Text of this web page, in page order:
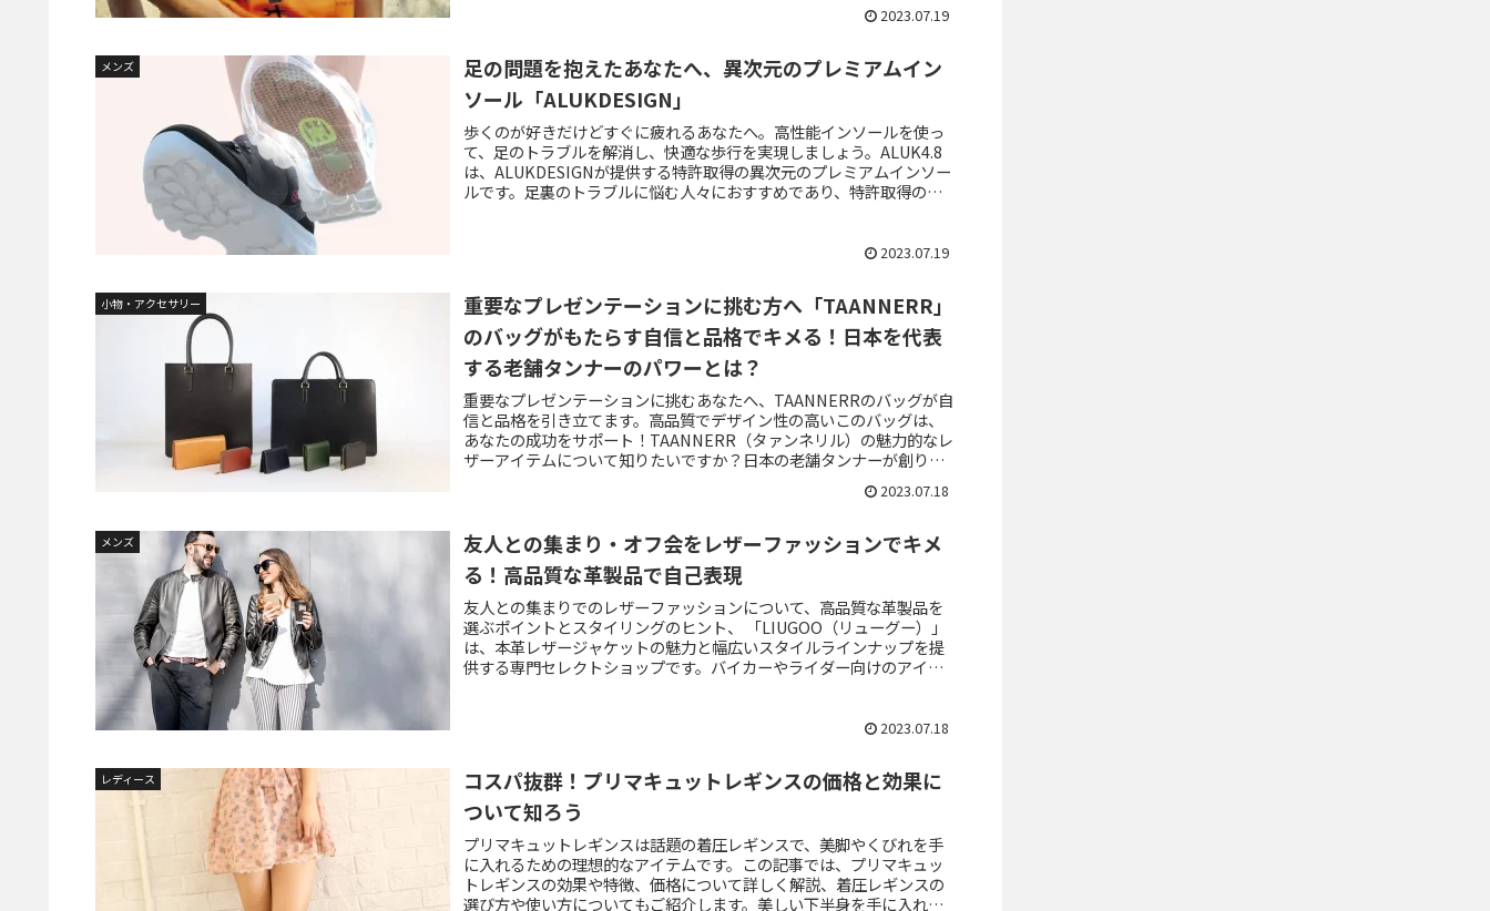
トをお届けします。是非クリックして詳細をチェックしてみてくださ
2023.07.19
メンズ
足の問題を抱えたあなたへ、異次元のプレミアムイン
ソール「ALUKDESIGN」
歩くのが好きだけどすぐに疲れるあなたへ。高性能インソールを使っ
て、足のトラブルを解消し、快適な歩行を実現しましょう。ALUK4.8
は、ALUKDESIGNが提供する特許取得の異次元のプレミアムインソー
ルです。足裏のトラブルに悩む人々におすすめであり、特許取得の
す。さらに、口コミや価格、購入方法についても詳しく解説します。
2023.07.19
小物・アクセサリー
重要なプレゼンテーションに挑む方へ「TAANNERR」
のバッグがもたらす自信と品格でキメる！日本を代表
する老舗タンナーのパワーとは？
重要なプレゼンテーションに挑むあなたへ、TAANNERRのバッグが自
信と品格を引き立てます。高品質でデザイン性の高いこのバッグは、
あなたの成功をサポート！TAANNERR（タァンネリル）の魅力的なレ
ザーアイテムについて知りたいですか？日本の老舗タンナーが創り出
す本物の革製品の魅力や歴史、品質や技術について詳しくご紹介しま
す。Made in JAPANの真価を体現した製品や、革の聖地・姫路で生ま
とって必見の内容です。
2023.07.18
メンズ
友人との集まり・オフ会をレザーファッションでキメ
る！高品質な革製品で自己表現
友人との集まりでのレザーファッションについて、高品質な革製品を
選ぶポイントとスタイリングのヒント、 「LIUGOO（リューグー）」
は、本革レザージャケットの魅力と幅広いスタイルラインナップを提
供する専門セレクトショップです。バイカーやライダー向けのアイテ
2023.07.18
レディース
コスパ抜群！プリマキュットレギンスの価格と効果に
ついて知ろう
プリマキュットレギンスは話題の着圧レギンスで、美脚やくびれを手
に入れるための理想的なアイテムです。この記事では、プリマキュッ
トレギンスの効果や特徴、価格について詳しく解説、着圧レギンスの
選び方や使い方についてもご紹介します。美しい下半身を手に入れた